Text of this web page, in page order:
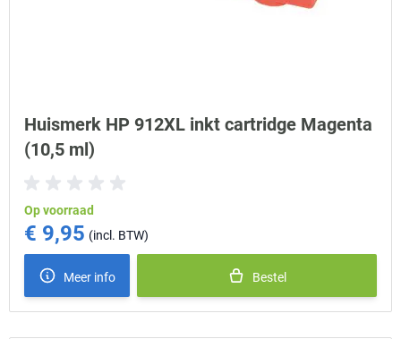
Huismerk HP 912XL inkt cartridge Magenta
(10,5 ml)
Op voorraad
€ 9,95
Meer info Bestel